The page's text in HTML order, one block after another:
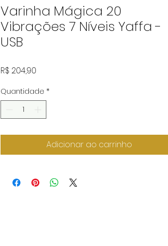
Varinha Mágica 20
Vibrações 7 Níveis Yaffa -
USB
R$ 204,90
Quantidade *
Adicionar ao carrinho